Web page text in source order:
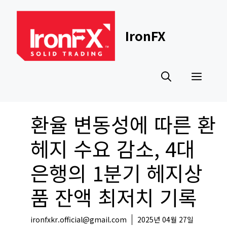
content
IronFX
환율 변동성에 따른 환
헤지 수요 감소, 4대
은행의 1분기 헤지상
품 잔액 최저치 기록
ironfxkr.official@gmail.com 2025년 04월 27일